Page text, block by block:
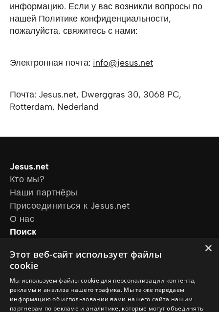
информацию. Если у вас возникли вопросы по
нашей Политике конфиденциальности,
пожалуйста, свяжитесь с нами:
Электронная почта: info@jesus.net
Почта: Jesus.net, Dwerggras 30, 3068 PC,
Rotterdam, Nederland
Jesus.net
Кто мы?
Наши партнёры
Присоединиться к Jesus.net
О нас
Поиск
Видео
Онлайн-курсы
Наши проекты
У меня есть вопрос
Хочу, чтобы за меня помолились
×
Этот веб-сайт использует файлы
cookie
Мы используем файлы cookie для персонализации контента,
рекламы и анализа нашего трафика. Мы также передаем
информацию об использовании вами нашего сайта нашим
партнерам по рекламе и аналитике, которые могут объединять